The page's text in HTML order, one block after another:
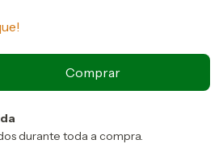
durante toda a compra.